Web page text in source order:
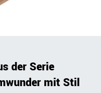
der Serie
mit Stil